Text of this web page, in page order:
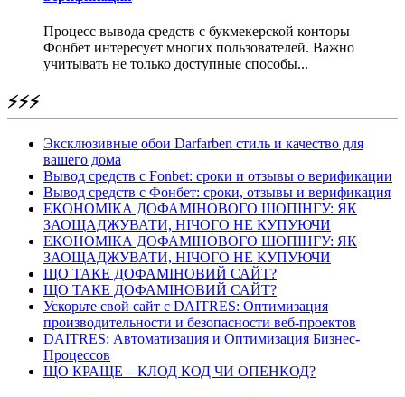
Процесс вывода средств с букмекерской конторы
Фонбет интересует многих пользователей. Важно
учитывать не только доступные способы...
⚡⚡⚡
Эксклюзивные обои Darfarben стиль и качество для
вашего дома
Вывод средств с Fonbet: сроки и отзывы о верификации
Вывод средств с Фонбет: сроки, отзывы и верификация
ЕКОНОМІКА ДОФАМІНОВОГО ШОПІНГУ: ЯК
ЗАОЩАДЖУВАТИ, НІЧОГО НЕ КУПУЮЧИ
ЕКОНОМІКА ДОФАМІНОВОГО ШОПІНГУ: ЯК
ЗАОЩАДЖУВАТИ, НІЧОГО НЕ КУПУЮЧИ
ЩО ТАКЕ ДОФАМІНОВИЙ САЙТ?
ЩО ТАКЕ ДОФАМІНОВИЙ САЙТ?
Ускорьте свой сайт с DAITRES: Оптимизация
производительности и безопасности веб-проектов
DAITRES: Автоматизация и Оптимизация Бизнес-
Процессов
ЩО КРАЩЕ – КЛОД КОД ЧИ ОПЕНКОД?